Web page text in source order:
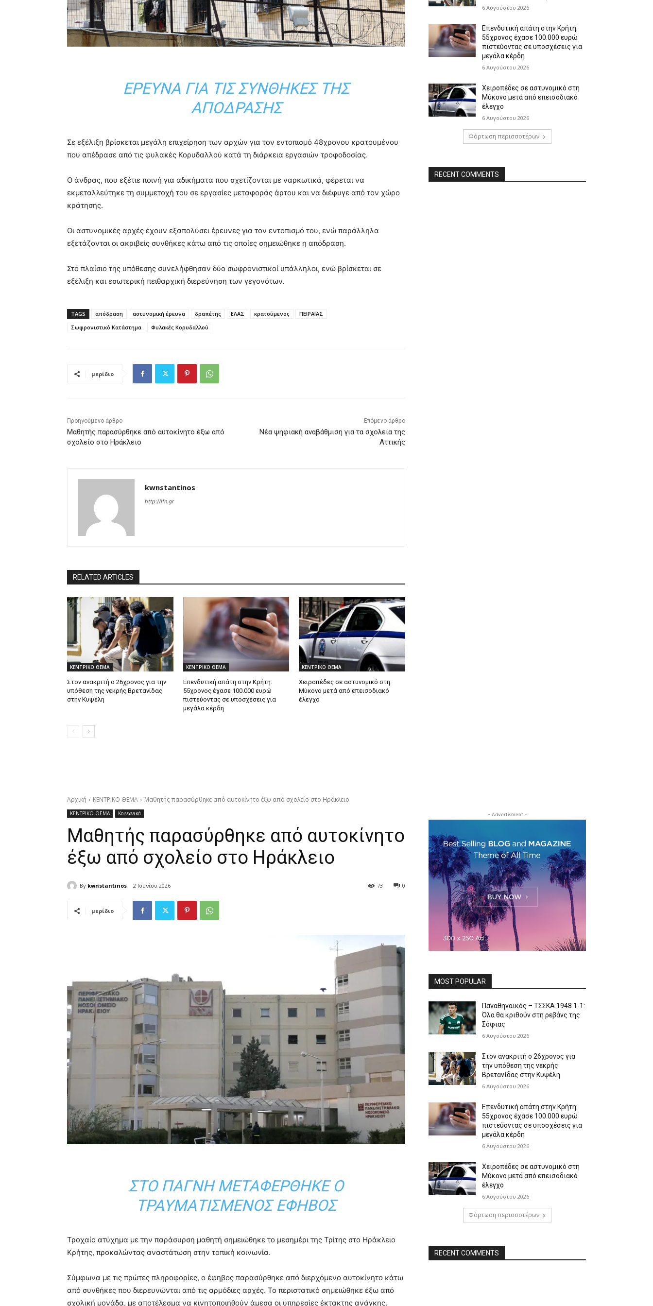
ΈΡΕΥΝΑ ΓΙΑ ΤΙΣ ΣΥΝΘΉΚΕΣ ΤΗΣ
ΑΠΌΔΡΑΣΗΣ
Σε εξέλιξη βρίσκεται μεγάλη επιχείρηση των αρχών για τον εντοπισμό 48χρονου κρατουμένου
που απέδρασε από τις φυλακές Κορυδαλλού κατά τη διάρκεια εργασιών τροφοδοσίας.
Ο άνδρας, που εξέτιε ποινή για αδικήματα που σχετίζονται με ναρκωτικά, φέρεται να
εκμεταλλεύτηκε τη συμμετοχή του σε εργασίες μεταφοράς άρτου και να διέφυγε από τον χώρο
κράτησης.
Οι αστυνομικές αρχές έχουν εξαπολύσει έρευνες για τον εντοπισμό του, ενώ παράλληλα
εξετάζονται οι ακριβείς συνθήκες κάτω από τις οποίες σημειώθηκε η απόδραση.
Στο πλαίσιο της υπόθεσης συνελήφθησαν δύο σωφρονιστικοί υπάλληλοι, ενώ βρίσκεται σε
εξέλιξη και εσωτερική πειθαρχική διερεύνηση των γεγονότων.
TAGS απόδραση αστυνομική έρευνα δραπέτης ΕΛΑΣ κρατούμενος
ΠΕΙΡΑΙΑΣ
Σωφρονιστικό Κατάστημα
Φυλακές Κορυδαλλού
μερίδιο
Προηγούμενο άρθρο
Μαθητής παρασύρθηκε από αυτοκίνητο έξω από
σχολείο στο Ηράκλειο
Επόμενο άρθρο
Νέα ψηφιακή αναβάθμιση για τα σχολεία της
Αττικής
kwnstantinos
http://ifn.gr
RELATED ARTICLES
ΚΕΝΤΡΙΚΟ ΘΕΜΑ
Στον ανακριτή ο 26χρονος για την
υπόθεση της νεκρής Βρετανίδας
στην Κυψέλη
ΚΕΝΤΡΙΚΟ ΘΕΜΑ
Επενδυτική απάτη στην Κρήτη:
55χρονος έχασε 100.000 ευρώ
πιστεύοντας σε υποσχέσεις για
μεγάλα κέρδη
ΚΕΝΤΡΙΚΟ ΘΕΜΑ
Χειροπέδες σε αστυνομικό στη
Μύκονο μετά από επεισοδιακό
έλεγχο
6 Αυγούστου 2026
Επενδυτική απάτη στην Κρήτη:
55χρονος έχασε 100.000 ευρώ
πιστεύοντας σε υποσχέσεις για
μεγάλα κέρδη
6 Αυγούστου 2026
Χειροπέδες σε αστυνομικό στη
Μύκονο μετά από επεισοδιακό
έλεγχο
6 Αυγούστου 2026
Φόρτωση περισσοτέρων
RECENT COMMENTS